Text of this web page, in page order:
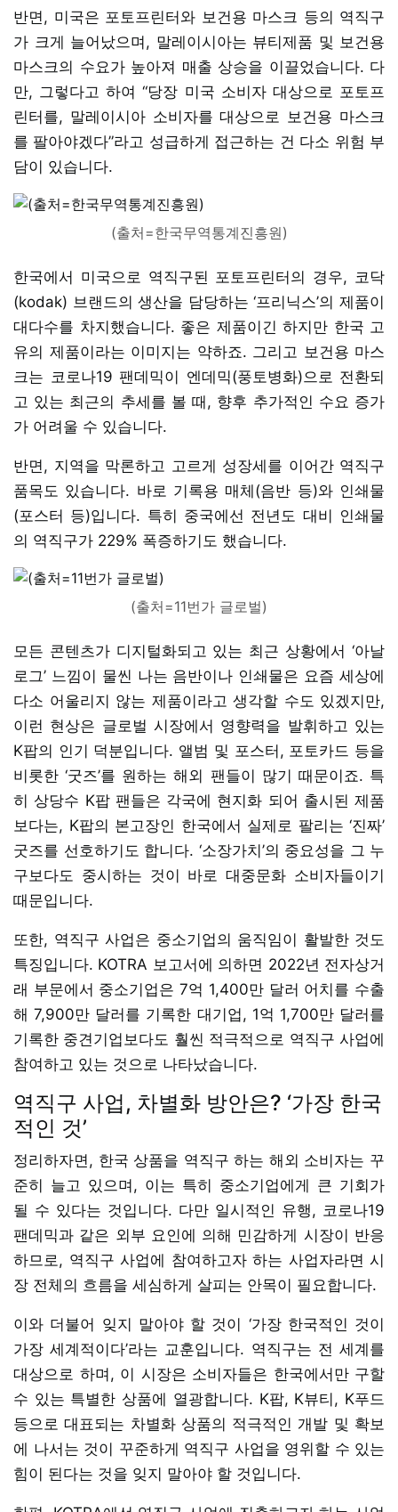
반면, 미국은 포토프린터와 보건용 마스크 등의 역직구
가 크게 늘어났으며, 말레이시아는 뷰티제품 및 보건용
마스크의 수요가 높아져 매출 상승을 이끌었습니다. 다
만, 그렇다고 하여 “당장 미국 소비자 대상으로 포토프
린터를, 말레이시아 소비자를 대상으로 보건용 마스크
를 팔아야겠다”라고 성급하게 접근하는 건 다소 위험 부
담이 있습니다.
(출처=한국무역통계진흥원)
한국에서 미국으로 역직구된 포토프린터의 경우, 코닥
(kodak) 브랜드의 생산을 담당하는 ‘프리닉스’의 제품이
대다수를 차지했습니다. 좋은 제품이긴 하지만 한국 고
유의 제품이라는 이미지는 약하죠. 그리고 보건용 마스
크는 코로나19 팬데믹이 엔데믹(풍토병화)으로 전환되
고 있는 최근의 추세를 볼 때, 향후 추가적인 수요 증가
가 어려울 수 있습니다.
반면, 지역을 막론하고 고르게 성장세를 이어간 역직구
품목도 있습니다. 바로 기록용 매체(음반 등)와 인쇄물
(포스터 등)입니다. 특히 중국에선 전년도 대비 인쇄물
의 역직구가 229% 폭증하기도 했습니다.
(출처=11번가 글로벌)
모든 콘텐츠가 디지털화되고 있는 최근 상황에서 ‘아날
로그’ 느낌이 물씬 나는 음반이나 인쇄물은 요즘 세상에
다소 어울리지 않는 제품이라고 생각할 수도 있겠지만,
이런 현상은 글로벌 시장에서 영향력을 발휘하고 있는
K팝의 인기 덕분입니다. 앨범 및 포스터, 포토카드 등을
비롯한 ‘굿즈’를 원하는 해외 팬들이 많기 때문이죠. 특
히 상당수 K팝 팬들은 각국에 현지화 되어 출시된 제품
보다는, K팝의 본고장인 한국에서 실제로 팔리는 ‘진짜’
굿즈를 선호하기도 합니다. ‘소장가치’의 중요성을 그 누
구보다도 중시하는 것이 바로 대중문화 소비자들이기
때문입니다.
또한, 역직구 사업은 중소기업의 움직임이 활발한 것도
특징입니다. KOTRA 보고서에 의하면 2022년 전자상거
래 부문에서 중소기업은 7억 1,400만 달러 어치를 수출
해 7,900만 달러를 기록한 대기업, 1억 1,700만 달러를
기록한 중견기업보다도 훨씬 적극적으로 역직구 사업에
참여하고 있는 것으로 나타났습니다.
역직구 사업, 차별화 방안은? ‘가장 한국
적인 것’
정리하자면, 한국 상품을 역직구 하는 해외 소비자는 꾸
준히 늘고 있으며, 이는 특히 중소기업에게 큰 기회가
될 수 있다는 것입니다. 다만 일시적인 유행, 코로나19
팬데믹과 같은 외부 요인에 의해 민감하게 시장이 반응
하므로, 역직구 사업에 참여하고자 하는 사업자라면 시
장 전체의 흐름을 세심하게 살피는 안목이 필요합니다.
이와 더불어 잊지 말아야 할 것이 ‘가장 한국적인 것이
가장 세계적이다’라는 교훈입니다. 역직구는 전 세계를
대상으로 하며, 이 시장은 소비자들은 한국에서만 구할
수 있는 특별한 상품에 열광합니다. K팝, K뷰티, K푸드
등으로 대표되는 차별화 상품의 적극적인 개발 및 확보
에 나서는 것이 꾸준하게 역직구 사업을 영위할 수 있는
힘이 된다는 것을 잊지 말아야 할 것입니다.